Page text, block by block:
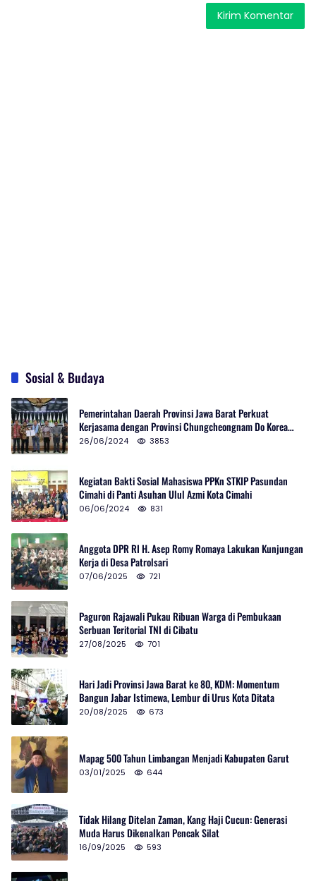
Sosial & Budaya
Pemerintahan Daerah Provinsi Jawa Barat Perkuat
Kerjasama dengan Provinsi Chungcheongnam Do Korea
Selatan
26/06/2024 3853
Kegiatan Bakti Sosial Mahasiswa PPKn STKIP Pasundan
Cimahi di Panti Asuhan Ulul Azmi Kota Cimahi
06/06/2024 831
Anggota DPR RI H. Asep Romy Romaya Lakukan Kunjungan
Kerja di Desa Patrolsari
07/06/2025 721
Paguron Rajawali Pukau Ribuan Warga di Pembukaan
Serbuan Teritorial TNI di Cibatu
27/08/2025 701
Hari Jadi Provinsi Jawa Barat ke 80, KDM: Momentum
Bangun Jabar Istimewa, Lembur di Urus Kota Ditata
20/08/2025 673
Mapag 500 Tahun Limbangan Menjadi Kabupaten Garut
03/01/2025 644
Tidak Hilang Ditelan Zaman, Kang Haji Cucun: Generasi
Muda Harus Dikenalkan Pencak Silat
16/09/2025 593